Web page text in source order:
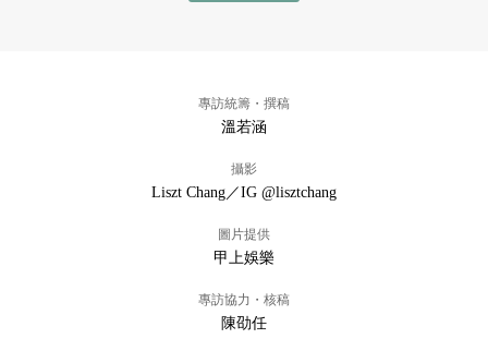
專訪統籌・撰稿
溫若涵
攝影
Liszt Chang／IG @lisztchang
圖片提供
甲上娛樂
專訪協力・核稿
陳劭任